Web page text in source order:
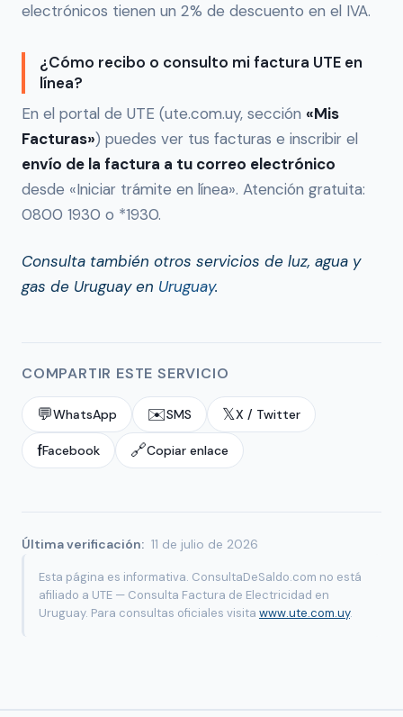
electrónicos tienen un 2% de descuento en el IVA.
¿Cómo recibo o consulto mi factura UTE en
línea?
En el portal de UTE (ute.com.uy, sección «Mis
Facturas») puedes ver tus facturas e inscribir el
envío de la factura a tu correo electrónico
desde «Iniciar trámite en línea». Atención gratuita:
0800 1930 o *1930.
Consulta también otros servicios de luz, agua y
gas de Uruguay en Uruguay.
COMPARTIR ESTE SERVICIO
💬WhatsApp ✉️SMS 𝕏X / Twitter
fFacebook 🔗Copiar enlace
Última verificación: 11 de julio de 2026
Esta página es informativa. ConsultaDeSaldo.com no está
afiliado a UTE — Consulta Factura de Electricidad en
Uruguay. Para consultas oficiales visita www.ute.com.uy.